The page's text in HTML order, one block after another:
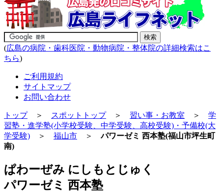
(広島の病院・歯科医院・動物病院・整体院の詳細検索はこ
ちら)
ご利用規約
サイトマップ
お問い合わせ
トップ＞ スポットトップ＞ 習い事・お教室 ＞ 学
習塾・進学塾(小学校受験、中学受験、高校受験)・予備校(大
学受験) ＞ 福山市 ＞パワーゼミ 西本塾(福山市坪生町
南)
ぱわーぜみ にしもとじゅく
パワーゼミ 西本塾